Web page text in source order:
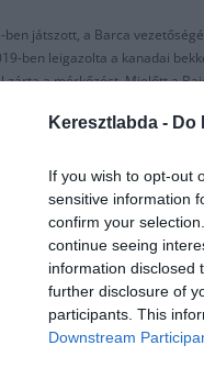
Keresztlabda - Do
If you wish to opt-out
sensitive information
confirm your
continue seeing
information disclosed
further disclosure of
participants. This
Downstream
játszott, a Barca
ben leigazolta a kanadai
a mérkőzést. Mielőtt a
köszönöm nem”
írt alá a Pirosaknál és